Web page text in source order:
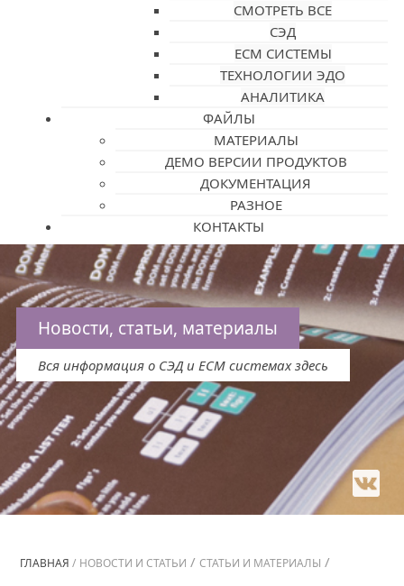
СМОТРЕТЬ ВСЕ
СЭД
ECM СИСТЕМЫ
ТЕХНОЛОГИИ ЭДО
АНАЛИТИКА
ФАЙЛЫ
МАТЕРИАЛЫ
ДЕМО ВЕРСИИ ПРОДУКТОВ
ДОКУМЕНТАЦИЯ
РАЗНОЕ
КОНТАКТЫ
Новости, статьи, материалы
Вся информация о СЭД и ECM системах здесь
ГЛАВНАЯ / НОВОСТИ И СТАТЬИ / СТАТЬИ И МАТЕРИАЛЫ /